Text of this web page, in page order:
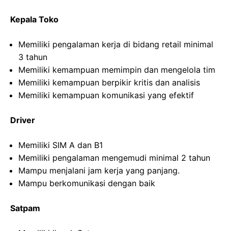
Kepala Toko
Memiliki pengalaman kerja di bidang retail minimal
3 tahun
Memiliki kemampuan memimpin dan mengelola tim
Memiliki kemampuan berpikir kritis dan analisis
Memiliki kemampuan komunikasi yang efektif
Driver
Memiliki SIM A dan B1
Memiliki pengalaman mengemudi minimal 2 tahun
Mampu menjalani jam kerja yang panjang.
Mampu berkomunikasi dengan baik
Satpam